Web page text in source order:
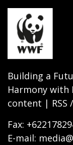
Building a
Harmony with
content | RSS
Fax:
E-mail: